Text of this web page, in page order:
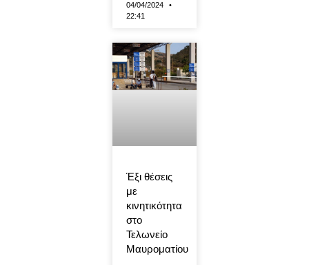
04/04/2024
22:41
Έξι θέσεις
με
κινητικότητα
στο
Τελωνείο
Μαυροματίου